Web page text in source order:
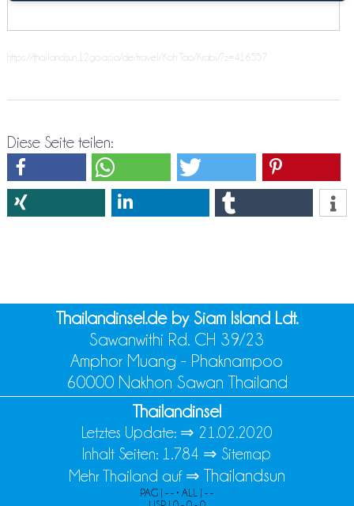
https://thailandsun.12go.asia/de/travel/Koh Tao/Krabi/?z=416557
Diese Seite teilen:
Thailandinsel.de by Siam Island Ldt.
Sawanwithi Rd. CH 39/23
Amphor Muang - Phaknampoo
60000 Nakhon Sawan Thailand
Thailandinsel
Letztes Update: ⇒ 21.02.2020
Inhalt Seiten: 1.784 ⇒ Sitemap
Mehr Thailand auf ⇒ Thailandsun
PAG | - - • ALL | - -